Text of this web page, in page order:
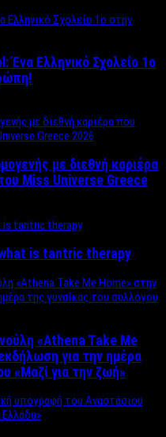
Ένα Ελληνικό Σχολείo 1ο
με διεθνή καριέρα
Miss Universe Greece
is tantric therapy
«Athena Take Me
για την ημέρα
«Μαζί για την ζωή»